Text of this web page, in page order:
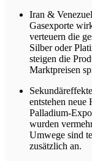
Iran &
Gasexporte
verteuern die
Silber oder
steigen die
Marktpreisen
entstehen neue
Palladium-
wurden
Umwege sind
zusätzlich an.